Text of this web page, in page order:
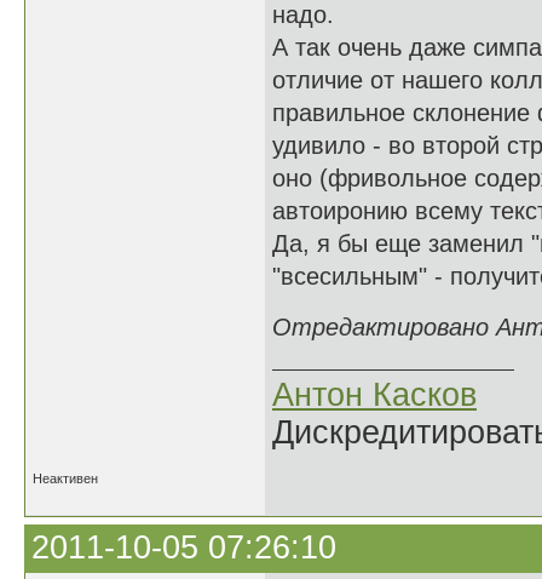
надо.
А так очень даже
отличие от нашего
правильное
удивило - во второй
оно (фривольное
автоиронию всему
Да, я бы еще заменил
"всесильным" -
Отредактировано
Антон Касков
Неактивен
2011-10-05 07:26:10